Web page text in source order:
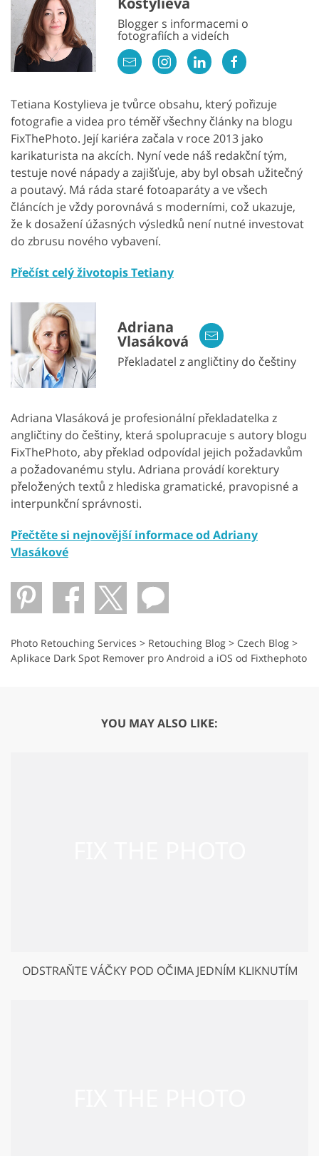
Blogger s informacemi o
fotografiích a videích
Tetiana Kostylieva je tvůrce obsahu, který pořizuje
fotografie a videa pro téměř všechny články na blogu
FixThePhoto. Její kariéra začala v roce 2013 jako
karikaturista na akcích. Nyní vede náš redakční tým,
testuje nové nápady a zajišťuje, aby byl obsah užitečný
a poutavý. Má ráda staré fotoaparáty a ve všech
článcích je vždy porovnává s moderními, což ukazuje,
že k dosažení úžasných výsledků není nutné investovat
do zbrusu nového vybavení.
Přečíst celý životopis Tetiany
Adriana
Vlasáková
Překladatel z angličtiny do češtiny
Adriana Vlasáková je profesionální překladatelka z
angličtiny do češtiny, která spolupracuje s autory blogu
FixThePhoto, aby překlad odpovídal jejich požadavkům
a požadovanému stylu. Adriana provádí korektury
přeložených textů z hlediska gramatické, pravopisné a
interpunkční správnosti.
Přečtěte si nejnovější informace od Adriany
Vlasákové
Photo Retouching Services > Retouching Blog > Czech Blog >
Aplikace Dark Spot Remover pro Android a iOS od Fixthephoto
YOU MAY ALSO LIKE:
ODSTRAŇTE VÁČKY POD OČIMA JEDNÍM KLIKNUTÍM